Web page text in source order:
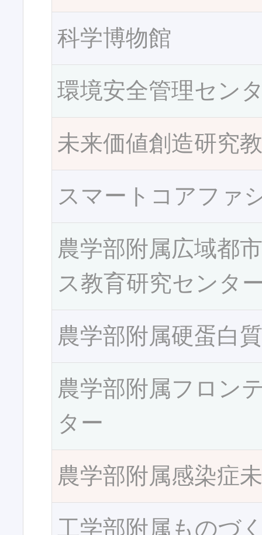
科学博物館
環境安全管理セン
未来価値創造研究
スマートコアファ
農学部附属広域都
ス教育研究センタ
農学部附属硬蛋白
農学部附属フロン
ター
農学部附属感染症
工学部附属ものづ